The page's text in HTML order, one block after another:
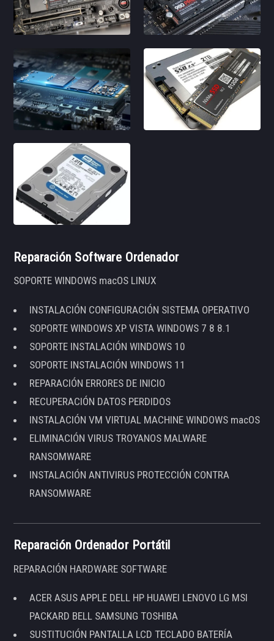
Reparación Software Ordenador
SOPORTE WINDOWS macOS LINUX
INSTALACIÓN CONFIGURACIÓN SISTEMA OPERATIVO
SOPORTE WINDOWS XP VISTA WINDOWS 7 8 8.1
SOPORTE INSTALACIÓN WINDOWS 10
SOPORTE INSTALACIÓN WINDOWS 11
REPARACIÓN ERRORES DE INICIO
RECUPERACIÓN DATOS PERDIDOS
INSTALACIÓN VM VIRTUAL MACHINE WINDOWS macOS
ELIMINACIÓN VIRUS TROYANOS MALWARE
RANSOMWARE
INSTALACIÓN ANTIVIRUS PROTECCIÓN CONTRA
RANSOMWARE
Reparación Ordenador Portátil
REPARACIÓN HARDWARE SOFTWARE
ACER ASUS APPLE DELL HP HUAWEI LENOVO LG MSI
PACKARD BELL SAMSUNG TOSHIBA
SUSTITUCIÓN PANTALLA LCD TECLADO BATERÍA